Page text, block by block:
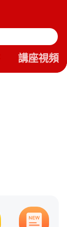
講座視頻